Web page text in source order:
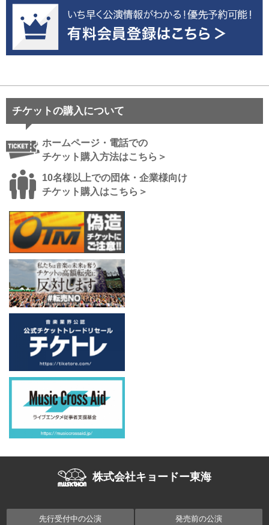
チケットの購入について
ホームページ・電話での
チケット購入方法はこちら＞
10名様以上での団体・企業様向け
チケット購入はこちら＞
株式会社キョードー東海
先行受付中の公演 発売前の公演